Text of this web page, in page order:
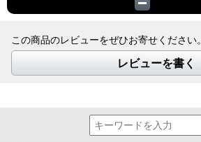
この商品のレビューをぜひお寄せください。
レビューを書く